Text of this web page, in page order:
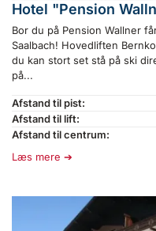
Hotel "Pension
Bor du på Pension Wallner
Saalbach! Hovedliften
du kan stort set stå på ski
på...
Afstand til pist:
Afstand til lift:
Afstand til centrum:
Læs mere